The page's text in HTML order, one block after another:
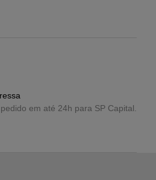
em até 24h para SP Capital.